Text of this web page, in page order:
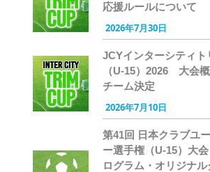
応援ルールについて
2026年7月30日
JCYインターシティト
（U-15）2026 大会
チーム決定
2026年7月10日
第41回 日本クラブユ
ー選手権（U-15）大
ログラム・オリジナ